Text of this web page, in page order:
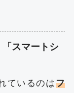
「スマートシ
ているのはフ